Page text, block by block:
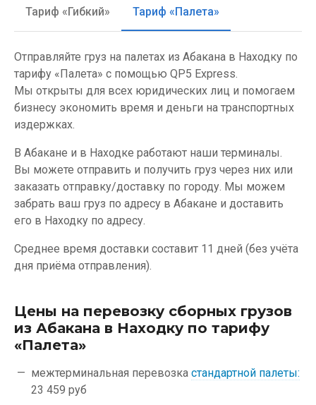
Тариф «Гибкий» Тариф «Палета»
Отправляйте груз на палетах из Абакана в Находку по
тарифу «Палета» с помощью QP5 Express.
Мы открыты для всех юридических лиц и помогаем
бизнесу экономить время и деньги на транспортных
издержках.
В Абакане и в Находке работают наши терминалы.
Вы можете отправить и получить груз через них или
заказать отправку/доставку по городу. Мы можем
забрать ваш груз по адресу в Абакане и доставить
его в Находку по адресу.
Среднее время доставки составит 11 дней (без учёта
дня приёма отправления).
Цены на перевозку сборных грузов
из Абакана в Находку по тарифу
«Палета»
межтерминальная перевозка стандартной палеты:
23 459 руб